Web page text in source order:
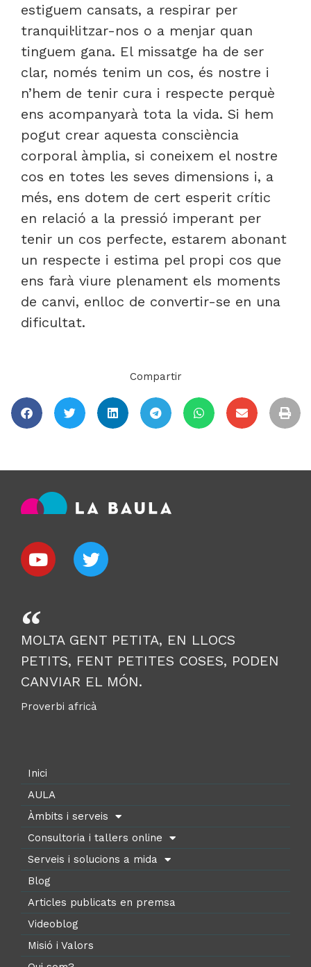
estiguem cansats, a respirar per
tranquil·litzar-nos o a menjar quan
tinguem gana. El missatge ha de ser
clar, només tenim un cos, és nostre i
n’hem de tenir cura i respecte perquè
ens acompanyarà tota la vida. Si hem
pogut crear aquesta consciència
corporal àmplia, si coneixem el nostre
cos en totes les seves dimensions i, a
més, ens dotem de cert esperit crític
en relació a la pressió imperant per
tenir un cos perfecte, estarem abonant
un respecte i estima pel propi cos que
ens farà viure plenament els moments
de canvi, enlloc de convertir-se en una
dificultat.
Compartir
MOLTA GENT PETITA, EN LLOCS
PETITS, FENT PETITES COSES, PODEN
CANVIAR EL MÓN.
Proverbi africà
Inici
AULA
Àmbits i serveis
Consultoria i tallers online
Serveis i solucions a mida
Blog
Articles publicats en premsa
Videoblog
Misió i Valors